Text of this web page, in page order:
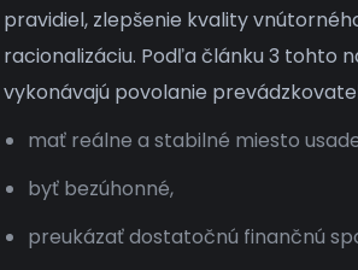
pravidiel, zlepšenie kvality
racionalizáciu. Podľa článku 3 tohto
vykonávajú povolanie
mať reálne a stabilné miesto
byť bezúhonné,
preukázať dostatočnú finančnú